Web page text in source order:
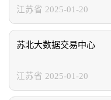
江苏省 2025-01-20
苏北大数据交易中心
江苏省 2025-01-20